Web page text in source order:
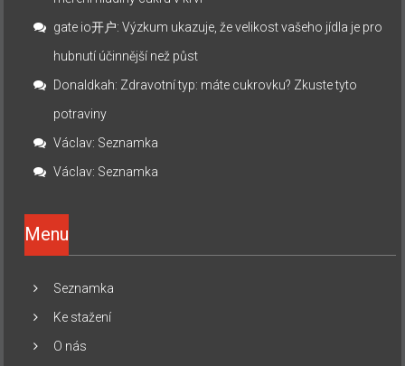
gate io开户:Výzkum ukazuje, že velikost vašeho jídla je pro
hubnutí účinnější než půst
Donaldkah: Zdravotní typ: máte cukrovku? Zkuste tyto
potraviny
Václav: Seznamka
Václav: Seznamka
Menu
Seznamka
Ke stažení
O nás